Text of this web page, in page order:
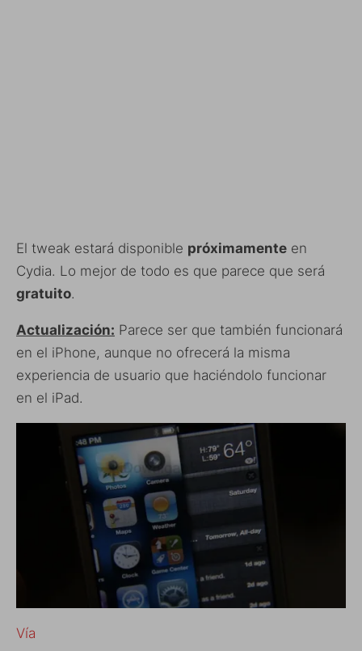
El tweak estará disponible próximamente en
Cydia. Lo mejor de todo es que parece que será
gratuito.
Actualización: Parece ser que también funcionará
en el iPhone, aunque no ofrecerá la misma
experiencia de usuario que haciéndolo funcionar
en el iPad.
Vía